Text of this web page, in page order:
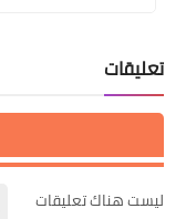
تعليقات
ليست هناك تعليقات